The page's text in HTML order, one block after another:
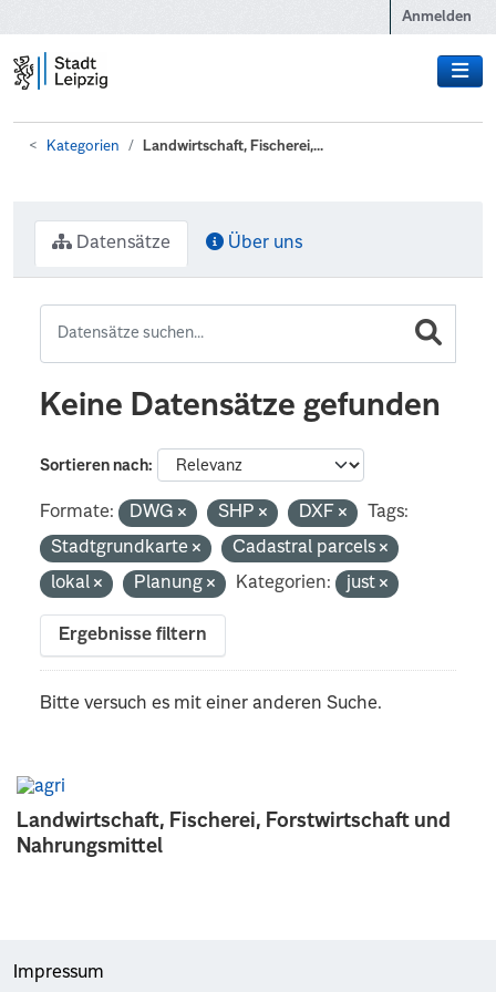
Anmelden
Kategorien Landwirtschaft, Fischerei,...
Landwirtschaft, Fischerei, Forstwirtschaft und
Nahrungsmittel
Datensätze Über uns
Keine Datensätze gefunden
Sortieren nach
Formate: DWG SHP DXF
Tags:
Stadtgrundkarte
Cadastral parcels
lokal
Planung Kategorien: just
Ergebnisse filtern
Bitte versuch es mit einer anderen Suche.
Impressum